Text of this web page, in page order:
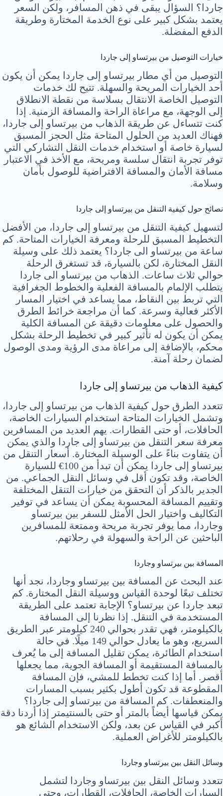
جاردا؟ السؤال يبقى في ذهن المسافر، ولكن السعر
يعتمد بشكل كبير على نوع الخدمة المختارة وطريقة
الدفع المفضلة.
خيارات التوصيل من بيرتساو إلى جاردا
التوصيل من أي مطار بيرتساو إلى جاردا يمكن أن يكون
أحد الخيارات المريحة والسهلة. تتيح لك خدمات
التوصيل الخاصة الانتقال بسلاسة من نقطة الانطلاق
إلى الوجهة، مع مراعاة الراحة والمسافة الزمنية. إذا
كنت تتساءل عن طريقة الذهاب من بيرتساو إلى جاردا،
فهناك العديد من الحلول المتاحة مثل الحجز المسبق
لسيارة خاصة أو استخدام خدمات النقل التشاركي التي
توفر تجربة انتقال سلسة ومريحة، مع الأخذ في الاعتبار
مسافة الأمان والمسافة الافتراضية للوصول بأمان
وسلامة.
نصائح حول كيفية التنقل من بيرتساو إلى جاردا
لتسهيل كيفية التنقل من بيرتساو إلى جاردا، من الأفضل
التخطيط المسبق للرحلة ومعرفة الخيارات المتاحة. كم
ساعة من بيرتساو الى جاردا؟ يعتمد ذلك على وسيلة
النقل المختارة، لكن بالسيارة، قد تستغرق الرحلة
حوالي ثلاث ساعات. الذهاب من بيرتساو الى جاردا
يتطلب الإلمام بالمسافة الفعلية والخطوط الجغرافية
التي تربط بين النقاط، مما يساعد في اختيار المسار
الأكثر فعالية وسرعة. كما أن مراجعة خرائط الطرق
والحصول على معلومات دقيقة عن المسافة الكلية
يمكن أن يكون له تأثير كبير في تخطيط الرحلة بشكل
محكم، بالإضافة إلى مراعاة مدى الرؤية ومدى الوصول
لضمان رحلة آمنة.
كيفية الذهاب من بيرتساو إلى جاردا
تتعدد الطرق حول كيفية الذهاب من بيرتساو إلى جاردا،
وتشمل الخيارات المتاحة استخدام السيارات الخاصة،
الحافلات، أو حتى القطارات. يهم العديد من المسافرين
معرفة سعر التنقل من بيرتساو إلى جاردا والذي يمكن
أن يتفاوت بناءً على الوسيلة المختارة. أسعار التنقل من
بيرتساو إلى جاردا يمكن أن تبدأ من 100€ للسيارة
الخاصة، وقد تكون أقل في وسائل النقل الجماعي. من
الجدير بالذكر أن التحقق من خيارات التنقل المختلفة
وتقييم المسافة المحسوبة يمكن أن يساعد في توفير
التكاليف واختيار الحل الأمثل للسفر بين بيرتساو
وجاردا، مما يوفر تجربة مريحة وممتعة للمسافرين
الباحثين عن الراحة والسهولة في رحلاتهم.
المسافة بين بيرتساو وجاردا
عند البحث عن المسافة بين بيرتساو وجاردا، نجد أنها
تختلف تبعًا لوحدة القياس ووسيلة النقل المختارة. كم
تبعد جاردا عن بيرتساو؟ الإجابة تعتمد على الطريقة
المستخدمة في التنقل. إذا نظرنا إلى المسافة
بالكيلومتر، فهي تقدر بحوالي 240 كيلومتر عبر الطريق
السريع، وهو ما يعادل حوالي 149 ميلًا. في حالة
استخدام الطائرة، يمكن تقليل المسافة إلى ما يُعرف
بالمسافة المستقيمة أو المسافة الجوية، مما يجعلها
أقصر. أما إذا كنت تخطط للمشي، فإن المسافة
المقطوعة قد تكون أطول بكثير بسبب المسارات
والمنعطفات. كم المسافة من بيرتساو إلى جاردا؟
يمكن قياسها أيضاً بالمتر أو حتى بالسنتيمتر إذا أردنا دقة
أكبر في القياس عن بعد، ولكن الاستخدام الشائع هو
بالكيلومتر للأغراض العملية.
وسائل النقل بين بيرتساو وجاردا
تتعدد وسائل النقل بين بيرتساو وجاردا لتشمل
السيارات الخاصة، الحافلات، القطارات، وحتى